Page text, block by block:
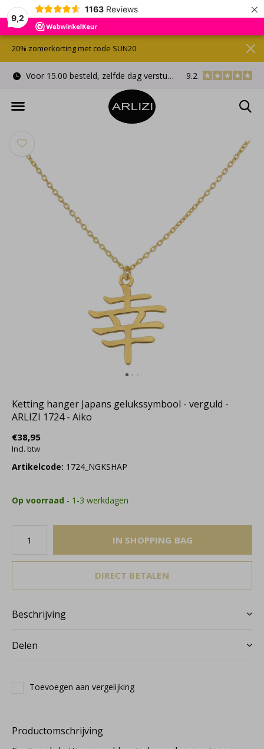
9,2
1163 Reviews ×
Voor 15.00 besteld, zelfde dag verstuurd Gratis
9.2
20% zomerkorting met code SUN20
Ketting hanger Japans gelukssymbool - verguld -
ARLIZI 1724 - Aiko
€38,95
Incl. btw
Artikelcode: 1724_NGKSHAP
Op voorraad - 1-3 werkdagen
IN SHOPPING BAG
DIRECT BETALEN
Beschrijving
Delen
Toevoegen aan vergelijking
Productomschrijving